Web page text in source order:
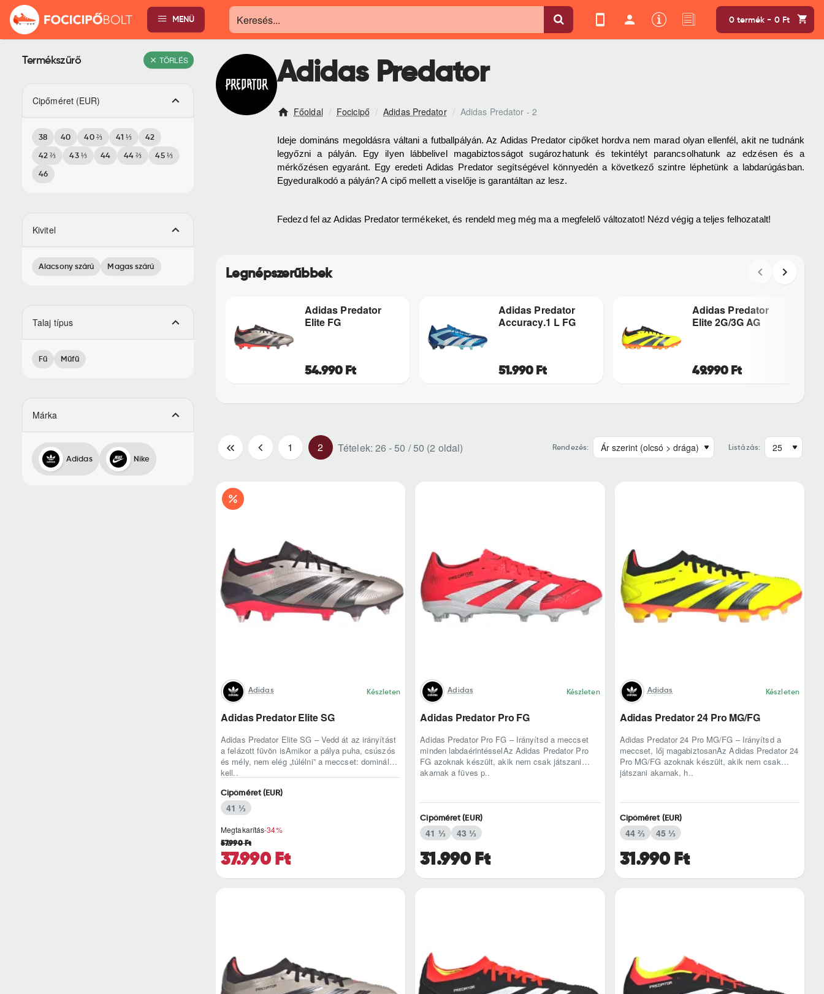
MENÜ Keresés... 0 termék - 0 Ft
Termékszűrő TÖRLÉS
Cipőméret (EUR)
38 40 40 ⅔ 41 ⅓
42
42 ⅔
43 ⅓ 44 44 ⅔
45 ⅓
46
Kivitel
Alacsony szárú Magas szárú
Talaj típus
Fű Műfű
Márka
Adidas Nike
Adidas Predator
o
m
e
Focicipő Adidas Predator Adidas Predator - 2
Ideje domináns megoldásra váltani a futballpályán. Az Adidas Predator cipőket hordva nem marad olyan ellenfél, akit ne tudnánk
legyőzni a pályán. Egy ilyen lábbelivel magabiztosságot sugározhatunk és tekintélyt parancsolhatunk az edzésen és a
mérkőzésen egyaránt. Egy eredeti Adidas Predator segítségével könnyedén a következő szintre léphetünk a labdarúgásban.
Egyeduralkodó a pályán? A cipő mellett a viselője is garantáltan az lesz.
Fedezd fel az Adidas Predator termékeket, és rendeld meg még ma a megfelelő változatot! Nézd végig a teljes felhozatalt!
Legnépszerűbbek
Adidas Predator
Elite FG
54.990 Ft
Adidas Predator
Accuracy.1 L FG
51.990 Ft
Adidas Predator
Elite 2G/3G AG
49.990 Ft
|
< < 1 2 Tételek: 26 - 50 / 50 (2 oldal) Rendezés: Listázás:
Adidas Készleten
Adidas Predator Elite SG
Adidas Predator Elite SG – Vedd át az irányítást
a felázott füvön isAmikor a pálya puha, csúszós
és mély, nem elég „túlélni” a meccset: dominálni
kell..
Megtakarítás-34%
37.990 Ft
57.990 Ft
Cipőméret (EUR)
41 ⅓
Adidas Készleten
Adidas Predator Pro FG
Adidas Predator Pro FG – Irányítsd a meccset
minden labdaérintésselAz Adidas Predator Pro
FG azoknak készült, akik nem csak játszani
akarnak a füves p..
31.990 Ft
Cipőméret (EUR)
41 ⅓ 43 ⅓
Adidas Készleten
Adidas Predator 24 Pro MG/FG
Adidas Predator 24 Pro MG/FG – Irányítsd a
meccset, lőj magabiztosanAz Adidas Predator 24
Pro MG/FG azoknak készült, akik nem csak
játszani akarnak, h..
31.990 Ft
Cipőméret (EUR)
44 ⅔ 45 ⅓